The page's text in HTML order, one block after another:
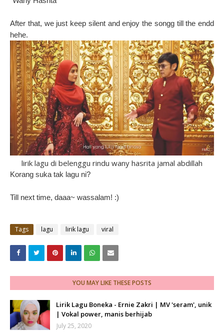
After that, we just keep silent and enjoy the songg till the endd
hehe.
lirik lagu di belenggu rindu wany hasrita jamal abdillah
Korang suka tak lagu ni?
Till next time, daaa~ wassalam! :)
Tags lagu lirik lagu viral
YOU MAY LIKE THESE POSTS
Lirik Lagu Boneka - Ernie Zakri | MV 'seram', unik
| Vokal power, manis berhijab
July 25, 2020